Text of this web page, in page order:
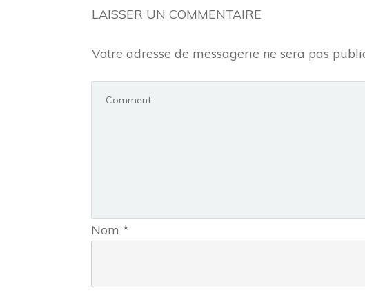
LAISSER UN COMMENTAIRE
Votre adresse de messagerie ne sera pas
Nom *